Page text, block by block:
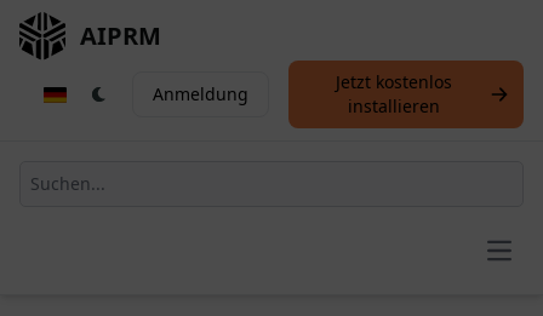
AIPRM
Anmeldung
Jetzt kostenlos
installieren